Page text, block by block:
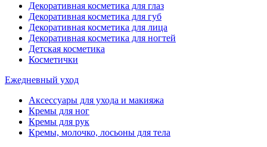
Декоративная косметика для глаз
Декоративная косметика для губ
Декоративная косметика для лица
Декоративная косметика для ногтей
Детская косметика
Косметички
Ежедневный уход
Аксессуары для ухода и макияжа
Кремы для ног
Кремы для рук
Кремы, молочко, лосьоны для тела